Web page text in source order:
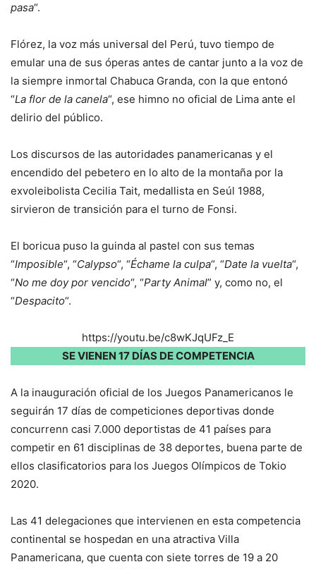
pasa“.
Flórez, la voz más universal del Perú, tuvo tiempo de
emular una de sus óperas antes de cantar junto a la voz de
la siempre inmortal Chabuca Granda, con la que entonó
“La flor de la canela“, ese himno no oficial de Lima ante el
delirio del público.
Los discursos de las autoridades panamericanas y el
encendido del pebetero en lo alto de la montaña por la
exvoleibolista Cecilia Tait, medallista en Seúl 1988,
sirvieron de transición para el turno de Fonsi.
El boricua puso la guinda al pastel con sus temas
“Imposible“, “Calypso“, “Échame la culpa“, “Date la vuelta“,
“No me doy por vencido“, “Party Animal” y, como no, el
“Despacito“.
https://youtu.be/c8wKJqUFz_E
SE VIENEN 17 DÍAS DE COMPETENCIA
A la inauguración oficial de los Juegos Panamericanos le
seguirán 17 días de competiciones deportivas donde
concurrenn casi 7.000 deportistas de 41 países para
competir en 61 disciplinas de 38 deportes, buena parte de
ellos clasificatorios para los Juegos Olímpicos de Tokio
2020.
Las 41 delegaciones que intervienen en esta competencia
continental se hospedan en una atractiva Villa
Panamericana, que cuenta con siete torres de 19 a 20